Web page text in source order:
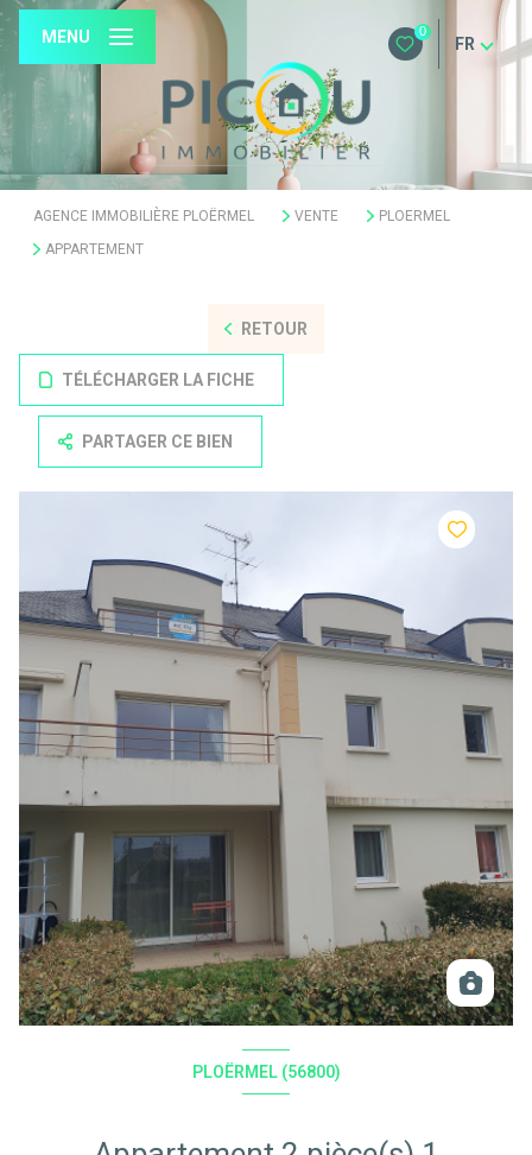
0
FR
MENU
AGENCE IMMOBILIÈRE PLOËRMEL VENTE
PLOERMEL
APPARTEMENT
RETOUR
TÉLÉCHARGER LA FICHE
PARTAGER CE BIEN
PLOËRMEL (56800)